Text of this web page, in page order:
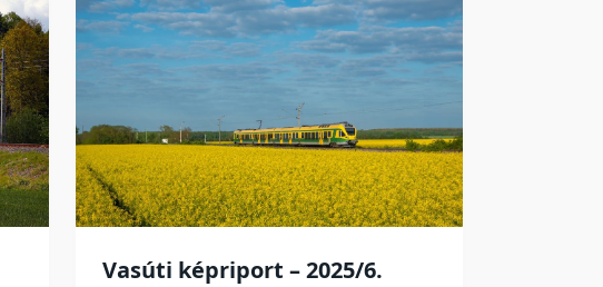
Vasúti képriport – 2025/6.